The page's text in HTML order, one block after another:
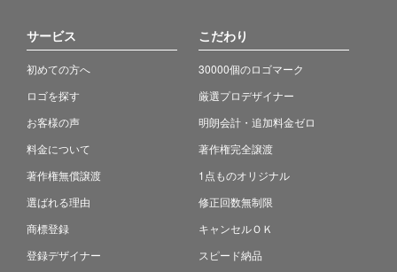
サービス
初めての方へ
ロゴを探す
お客様の声
料金について
著作権無償譲渡
選ばれる理由
商標登録
登録デザイナー
こだわり
30000個のロゴマーク
厳選プロデザイナー
明朗会計・追加料金ゼロ
著作権完全譲渡
1点ものオリジナル
修正回数無制限
キャンセルＯＫ
スピード納品